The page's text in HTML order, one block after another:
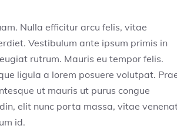
Nulla efficitur arcu felis, vitae
Vestibulum ante ipsum primis in
rutrum. Mauris eu tempor felis.
ligula a lorem posuere volutpat.
ut mauris ut purus congue
elit nunc porta massa, vitae
id.